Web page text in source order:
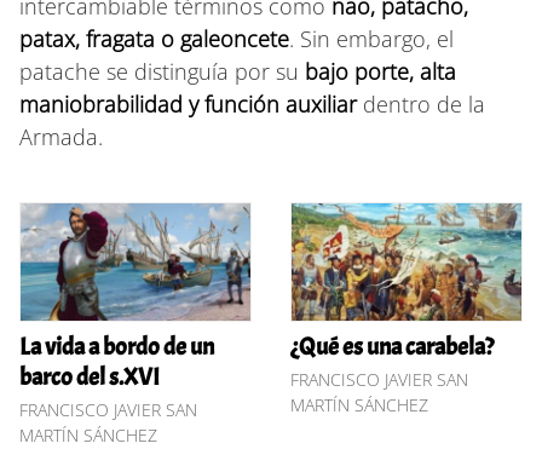
patax, fragata o galeoncete. Sin embargo, el
patache se distinguía por su bajo porte, alta
maniobrabilidad y función auxiliardentro de la
Armada.
La vida a bordo de un
barco del s.XVI
FRANCISCO JAVIER SAN
MARTÍN SÁNCHEZ
¿Qué es una carabela?
FRANCISCO JAVIER SAN
MARTÍN SÁNCHEZ